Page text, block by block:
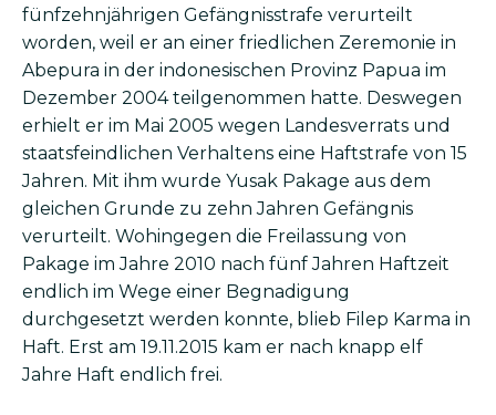
fünfzehnjährigen Gefängnisstrafe verurteilt
worden, weil er an einer friedlichen Zeremonie in
Abepura in der indonesischen Provinz Papua im
Dezember 2004 teilgenommen hatte. Deswegen
erhielt er im Mai 2005 wegen Landesverrats und
staatsfeindlichen Verhaltens eine Haftstrafe von 15
Jahren. Mit ihm wurde Yusak Pakage aus dem
gleichen Grunde zu zehn Jahren Gefängnis
verurteilt. Wohingegen die Freilassung von
Pakage im Jahre 2010 nach fünf Jahren Haftzeit
endlich im Wege einer Begnadigung
durchgesetzt werden konnte, blieb Filep Karma in
Haft. Erst am 19.11.2015 kam er nach knapp elf
Jahre Haft endlich frei.